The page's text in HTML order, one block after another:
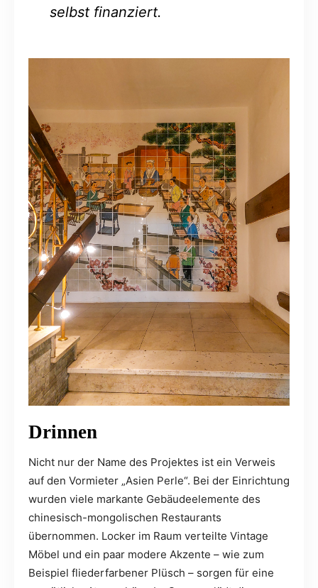
selbst finanziert.
Drinnen
Nicht nur der Name des Projektes ist ein Verweis
auf den Vormieter „Asien Perle“. Bei der Einrichtung
wurden viele markante Gebäudeelemente des
chinesisch-mongolischen Restaurants
übernommen. Locker im Raum verteilte Vintage
Möbel und ein paar modere Akzente – wie zum
Beispiel fliederfarbener Plüsch – sorgen für eine